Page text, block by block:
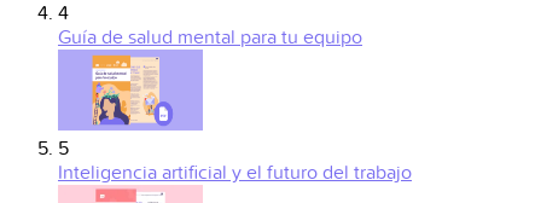
4
Guía de salud mental para tu equipo
5
Inteligencia artificial y el futuro del trabajo